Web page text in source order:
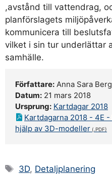
,avstånd till vattendrag,
planförslagets
kommunicera till
vilket i sin tur underlättar
samhälle.
Författare: Anna Sara
Datum: 21 mars 2018
Ursprung: Kartdagar 2018
Kartdagarna 2018 - 4E
hjälp av 3D-modeller
Etiketter
3D, Detaljplanering